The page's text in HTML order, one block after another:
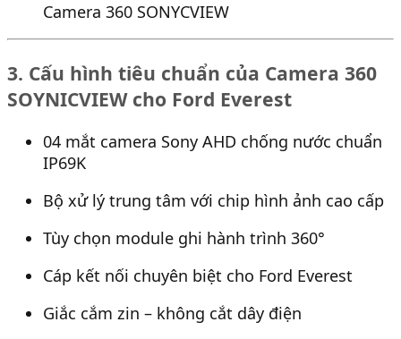
Camera 360 SONYCVIEW
3. Cấu hình tiêu chuẩn của Camera 360
SOYNICVIEW cho Ford Everest
04 mắt camera Sony AHD chống nước chuẩn
IP69K
Bộ xử lý trung tâm với chip hình ảnh cao cấp
Tùy chọn module ghi hành trình 360°
Cáp kết nối chuyên biệt cho Ford Everest
Giắc cắm zin – không cắt dây điện